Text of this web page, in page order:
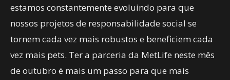
estamos constantemente evoluindo para que
nossos projetos de responsabilidade social se
tornem cada vez mais robustos e beneficiem cada
vez mais pets. Ter a parceria da MetLife neste mês
de outubro é mais um passo para que mais